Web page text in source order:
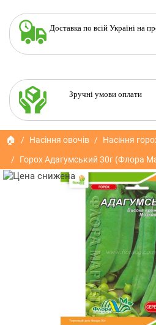
Доставка по всій Україні на
Зручні умови оплати
🏠 Насіння овочів
Насіння
Горох Адагумський 30г (Флора